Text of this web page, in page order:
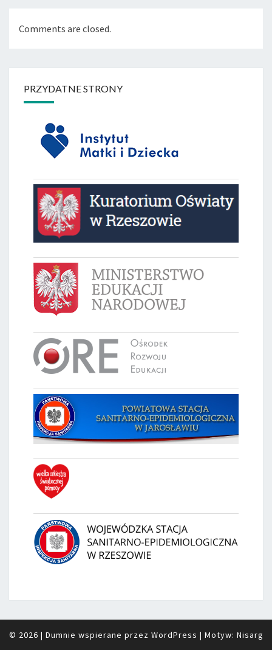
Comments are closed.
PRZYDATNE STRONY
© 2026 | Dumnie wspierane przez WordPress | Motyw: Nisarg